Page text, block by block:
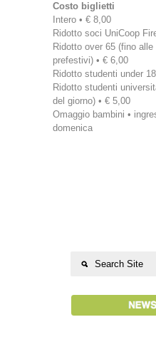
Costo biglietti
Intero • € 8,00
Ridotto soci UniCoop
Ridotto over 65 (fino
prefestivi) • € 6,00
Ridotto studenti under
Ridotto studenti
del giorno) • € 5,00
Omaggio bambini •
domenica